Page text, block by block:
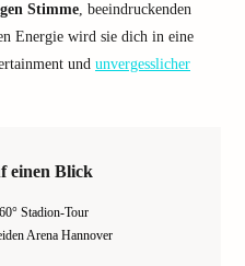
Stimme, beeindruckenden
Energie wird sie dich in eine
und unvergesslicher
einen Blick
Stadion-Tour
Arena Hannover